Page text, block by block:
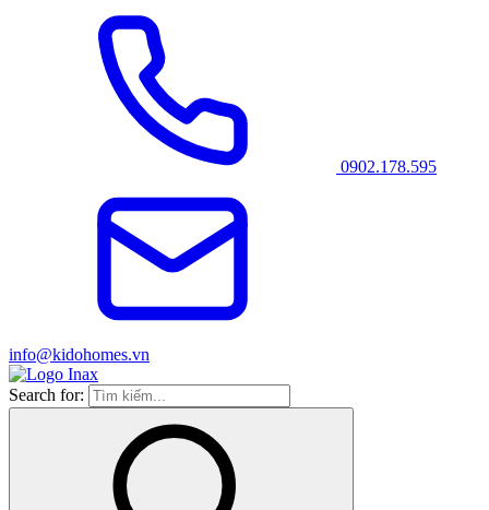
0902.178.595
info@kidohomes.vn
Search for: